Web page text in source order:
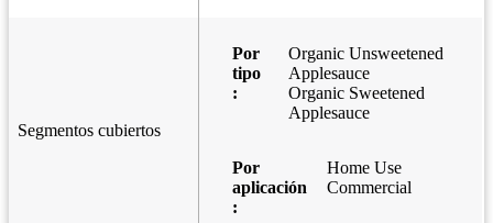
Segmentos cubiertos
Por
tipo
:
Organic Unsweetened
Applesauce
Organic Sweetened
Applesauce
Por
aplicación
:
Home Use
Commercial